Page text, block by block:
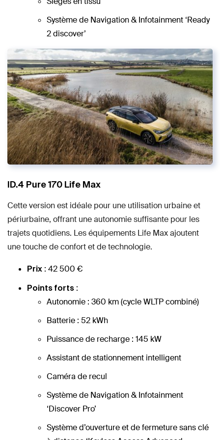
Système de Navigation & Infotainment ‘Ready
2 discover’
ID.4 Pure 170 Life Max
Cette version est idéale pour une utilisation urbaine et
périurbaine, offrant une autonomie suffisante pour les
trajets quotidiens. Les équipements Life Max ajoutent
une touche de confort et de technologie.
Prix : 42 500 €
Points forts :
Autonomie : 360 km (cycle WLTP combiné)
Batterie : 52 kWh
Puissance de recharge : 145 kW
Assistant de stationnement intelligent
Caméra de recul
Système de Navigation & Infotainment
‘Discover Pro’
Système d’ouverture et de fermeture sans clé